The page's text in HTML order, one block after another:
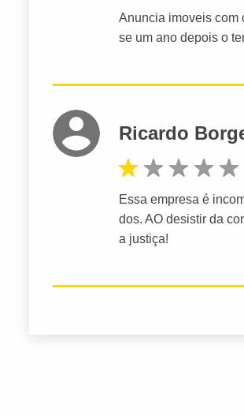
Anuncia imoveis com
se um ano depois o
Ricardo
Essa empresa é
dos. AO desistir da
a justiça!